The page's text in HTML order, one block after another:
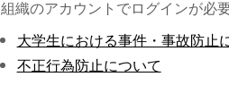
組織のアカウントでログインが必要
大学生における事件・事故防止
不正行為防止について